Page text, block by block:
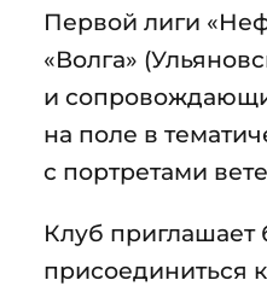
Первой лиги
«Волга»
и
на поле в
с портретами
Клуб приглашает
присоединиться